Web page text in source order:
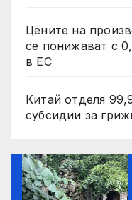
Цените на
се понижават с
в ЕС
Китай отделя
субсидии за